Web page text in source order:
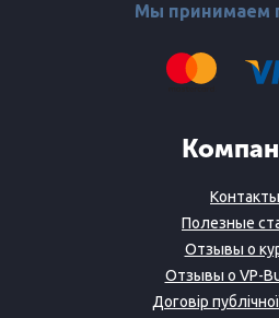
Мы принимаем
Контакты
Полезные
Отзывы о
Отзывы о VP-
Договір